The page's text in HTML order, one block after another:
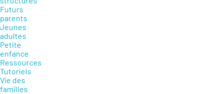
Futurs
parents
Jeunes
adultes
Petite
enfance
Ressources
Tutoriels
Vie des
familles